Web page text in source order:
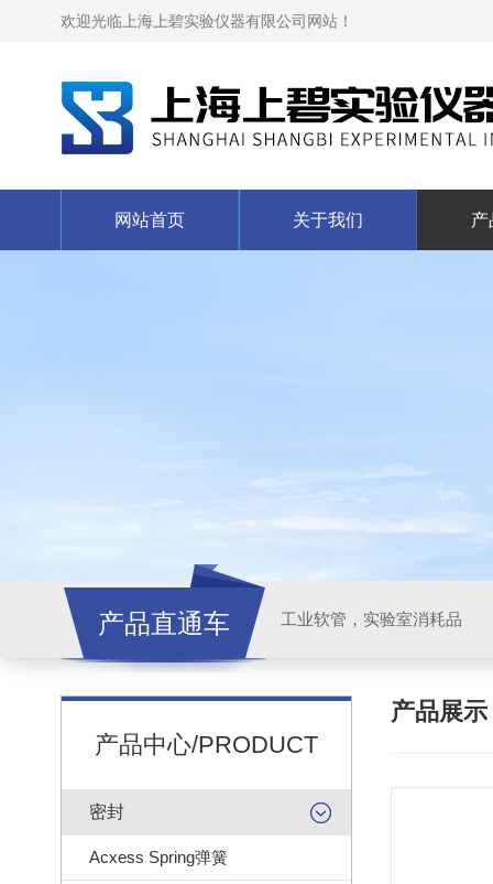
欢迎光临上海上碧实验仪器有限公司网站！
网站首页 关于我们 产
产品直通车 工业软管，实验室消耗品
产品中心/PRODUCT
密封
Acxess Spring弹簧
产品展示